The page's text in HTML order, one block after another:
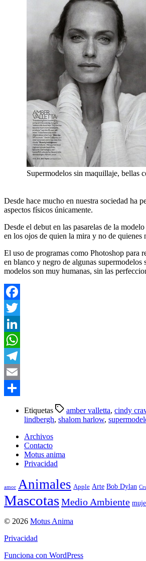
Supermodelos sin maquillaje, bellas
Desde hace mucho en nuestra sociedad ha
aspectos físicos únicamente.
Desde el debut en las pasarelas de la
en los ojos de quien la mira y no de
El uso de programas como Photoshop para
en blanco y negro de algunas
modelos son muy humanas, sin las
Facebook
Twitter
LinkedIn
WhatsApp
Telegram
Email
Etiquetas amber valletta, cindy
lindbergh, shalom harlow,
Archivos
Contacto
Motus anima
Privacidad
amor Animales Apple Arte Bob Dylan
MascotasMedio Ambiente
© 2026 Motus Anima
Privacidad
Funciona con WordPress